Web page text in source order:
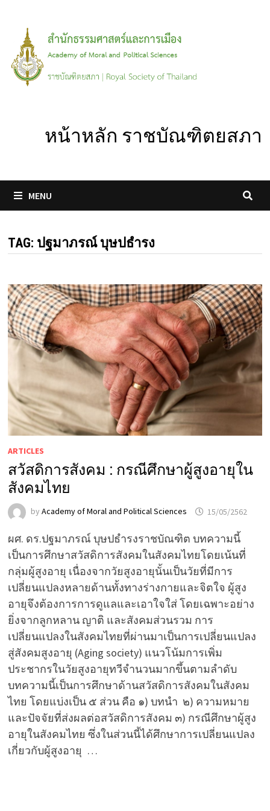
content
หน้าหลัก ราชบัณฑิตยสภา
MENU
TAG: ปฐมาภรณ์ บุษปธำรง
ARTICLES
สวัสดิการสังคม : กรณีศึกษาผู้สูงอายุใน
สังคมไทย
by Academy of Moral and Political Sciences 15/05/2562
ผศ. ดร.ปฐมาภรณ์ บุษปธำรงราชบัณฑิต บทความนี้
เป็นการศึกษาสวัสดิการสังคมในสังคมไทยโดยเน้นที่
กลุ่มผู้สูงอายุ เนื่องจากวัยสูงอายุนั้นเป็นวัยที่มีการ
เปลี่ยนแปลงหลายด้านทั้งทางร่างกายและจิตใจ ผู้สูง
อายุจึงต้องการการดูแลและเอาใจใส่ โดยเฉพาะอย่าง
ยิ่งจากลูกหลาน ญาติ และสังคมส่วนรวม การ
เปลี่ยนแปลงในสังคมไทยที่ผ่านมาเป็นการเปลี่ยนแปลง
สู่สังคมสูงอายุ (Aging society) แนวโน้มการเพิ่ม
ประชากรในวัยสูงอายุทวีจำนวนมากขึ้นตามลำดับ
บทความนี้เป็นการศึกษาด้านสวัสดิการสังคมในสังคม
ไทย โดยแบ่งเป็น ๕ ส่วน คือ ๑) บทนำ ๒) ความหมาย
และปัจจัยที่ส่งผลต่อสวัสดิการสังคม ๓) กรณีศึกษาผู้สูง
อายุในสังคมไทย ซึ่งในส่วนนี้ได้ศึกษาการเปลี่ยนแปลง
เกี่ยวกับผู้สูงอายุ …